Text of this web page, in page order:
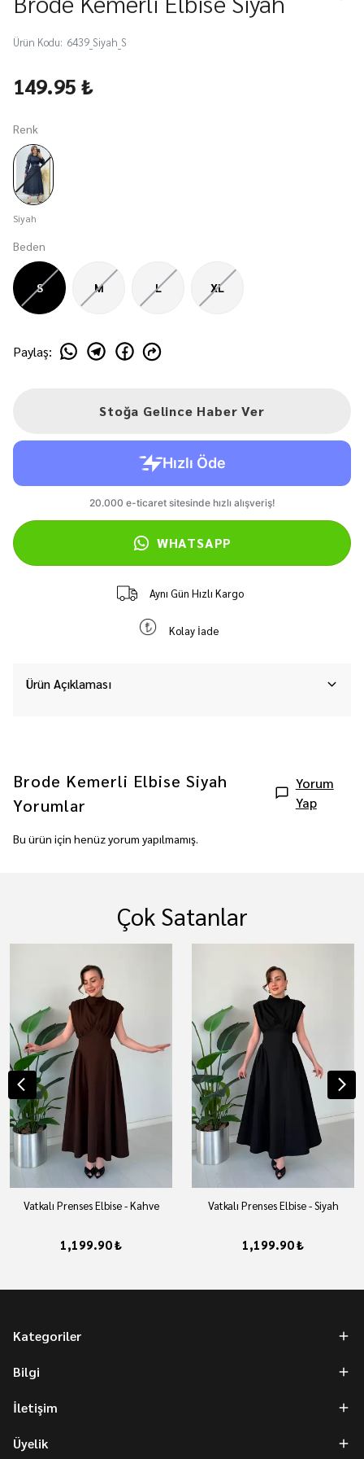
Ürün Kodu: 6439_Siyah_S
149.95 ₺
Renk
Siyah
Beden
S M L XL
Paylaş:
Stoğa Gelince Haber Ver
WHATSAPP
Aynı Gün Hızlı Kargo
Kolay İade
Ürün Açıklaması
Brode Kemerli Elbise Siyah
Yorumlar
Yorum
Yap
Bu ürün için henüz yorum yapılmamış.
Çok Satanlar
Vatkalı Prenses Elbise - Kahve
1,199.90 ₺
Vatkalı Prenses Elbise - Siyah
1,199.90 ₺
Kategoriler
Bilgi
İletişim
Üyelik